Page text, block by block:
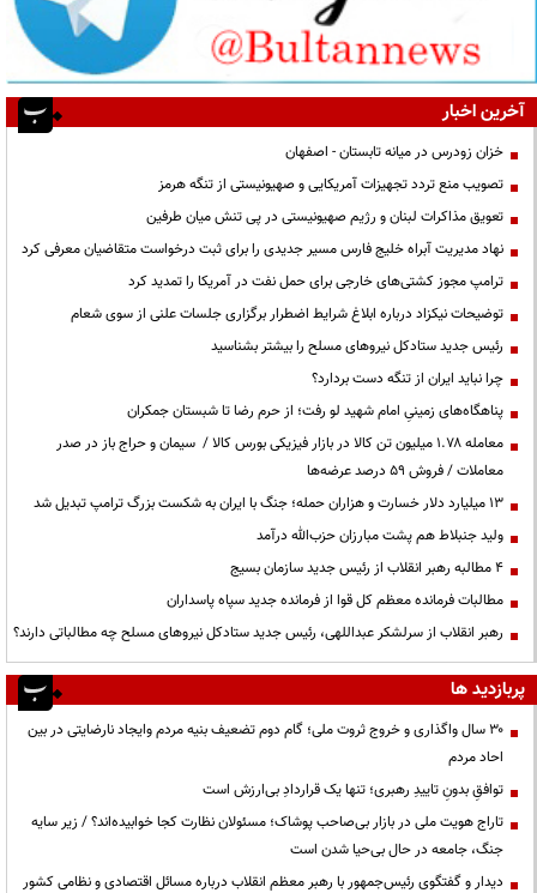
آخرین اخبار
خزان زودرس در میانه تابستان - اصفهان
تصویب منع تردد تجهیزات آمریکایی و صهیونیستی از تنگه هرمز
تعویق مذاکرات لبنان و رژیم صهیونیستی در پی تنش میان طرفین
نهاد مدیریت آبراه خلیج فارس مسیر جدیدی را برای ثبت درخواست متقاضیان معرفی کرد
ترامپ مجوز کشتی‌های خارجی برای حمل نفت در آمریکا را تمدید کرد
توضیحات نیکزاد درباره ابلاغ شرایط اضطرار برگزاری جلسات علنی از سوی شعام
رئیس جدید ستادکل نیروهای مسلح را بیشتر بشناسید
چرا نباید ایران از تنگه دست بردارد؟
پناهگاه‌های زمینیِ امام شهید لو رفت؛ از حرم رضا تا شبستان جمکران
معامله ۱.۷۸ میلیون تن کالا در بازار فیزیکی بورس کالا / سیمان و حراج باز در صدر
معاملات / فروش ۵۹ درصد عرضه‌ها
۱۳ میلیارد دلار خسارت و هزاران حمله؛ جنگ با ایران به شکست بزرگ ترامپ تبدیل شد
ولید جنبلاط هم پشت مبارزان حزب‌الله درآمد
۴ مطالبه رهبر انقلاب از رئیس جدید سازمان بسیج
مطالبات فرمانده معظم کل قوا از فرمانده جدید سپاه پاسداران
رهبر انقلاب از سرلشکر عبداللهی، رئیس جدید ستادکل نیروهای مسلح چه مطالباتی دارند؟
پربازدید ها
۳۰ سال واگذاری و خروج ثروت ملی؛ گام دوم تضعیف بنیه مردم وایجاد نارضایتی در بین
احاد مردم
توافقِ بدونِ تاییدِ رهبری؛ تنها یک قراردادِ بی‌ارزش است
تاراج هویت ملی در بازار بی‌صاحب پوشاک؛ مسئولان نظارت کجا خوابیده‌اند؟ / زیر سایه
جنگ، جامعه در حال بی‌حیا شدن است
دیدار و گفتگوی رئیس‌جمهور با رهبر معظم انقلاب درباره مسائل اقتصادی و نظامی کشور